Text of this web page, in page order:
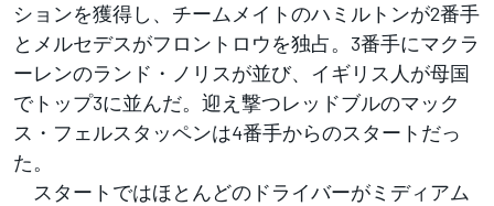
ションを獲得し、チームメイトのハミルトンが2番手
とメルセデスがフロントロウを独占。3番手にマクラ
ーレンのランド・ノリスが並び、イギリス人が母国
でトップ3に並んだ。迎え撃つレッドブルのマック
ス・フェルスタッペンは4番手からのスタートだっ
た。
スタートではほとんどのドライバーがミディアム